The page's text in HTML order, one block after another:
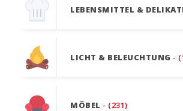
LEBENSMITTEL &
LICHT & BELEUCHTUNG -
MÖBEL - (231)